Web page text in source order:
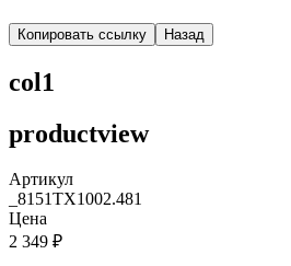
Копировать ссылку Назад
col1
productview
Артикул
_8151TX1002.481
Цена
2 349 ₽